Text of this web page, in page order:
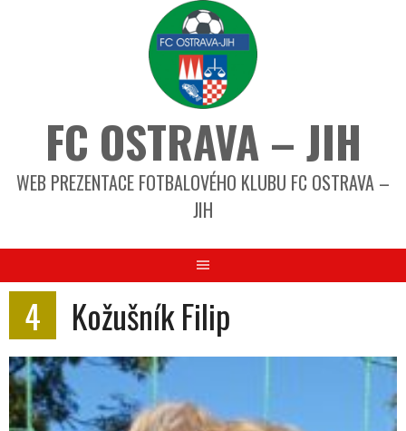
FC OSTRAVA – JIH
WEB PREZENTACE FOTBALOVÉHO KLUBU FC OSTRAVA –
JIH
4 Kožušník Filip